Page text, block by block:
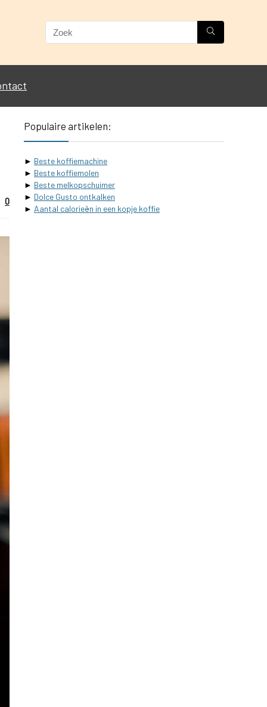
0
Populaire artikelen:
► Beste koffiemachine
► Beste koffiemolen
► Beste melkopschuimer
► Dolce Gusto ontkalken
► Aantal calorieën in een kopje koffie